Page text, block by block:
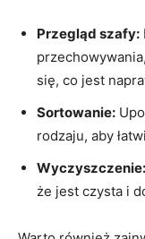
Przegląd szafy:
się, co⁤ jest
Sortowanie:
rodzaju, aby
Wyczyszczenie:
że jest czysta ​i